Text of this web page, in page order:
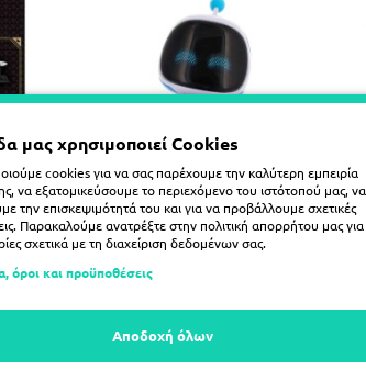
Astro Bot clamping bracket Cable
ΚΑΛΆΘΙ
μας χρησιμοποιεί Cookies
cookies για να σας παρέχουμε την καλύτερη εμπειρία
να εξατομικεύσουμε το περιεχόμενο του ιστότοπού μας, να
την επισκεψιμότητά του και για να προβάλλουμε σχετικές
Παρακαλούμε ανατρέξτε στην πολιτική απορρήτου μας για
σχετικά με τη διαχείριση δεδομένων σας.
όροι και προϋποθέσεις
Αποδοχή όλων